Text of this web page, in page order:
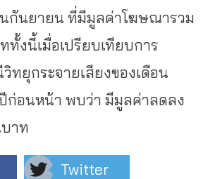
กันยายน ที่มีมูลค่าโฆษณารวม
ทั้งนี้เมื่อเปรียบเทียบการ
ยุกระจายเสียงของเดือน
ก่อนหน้า พบว่า มีมูลค่าลดลง
าท
Twitter